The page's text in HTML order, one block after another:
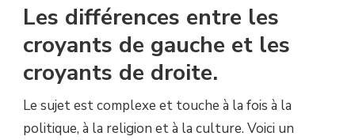
Les différences entre les
croyants de gauche et les
croyants de droite.
Le sujet est complexe et touche à la fois à la
politique, à la religion et à la culture. Voici un